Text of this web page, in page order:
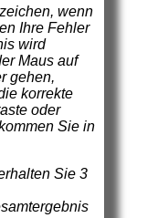
wenn
Ihre Fehler
wird
Maus auf
gehen,
korrekte
oder
Sie in
Sie 3